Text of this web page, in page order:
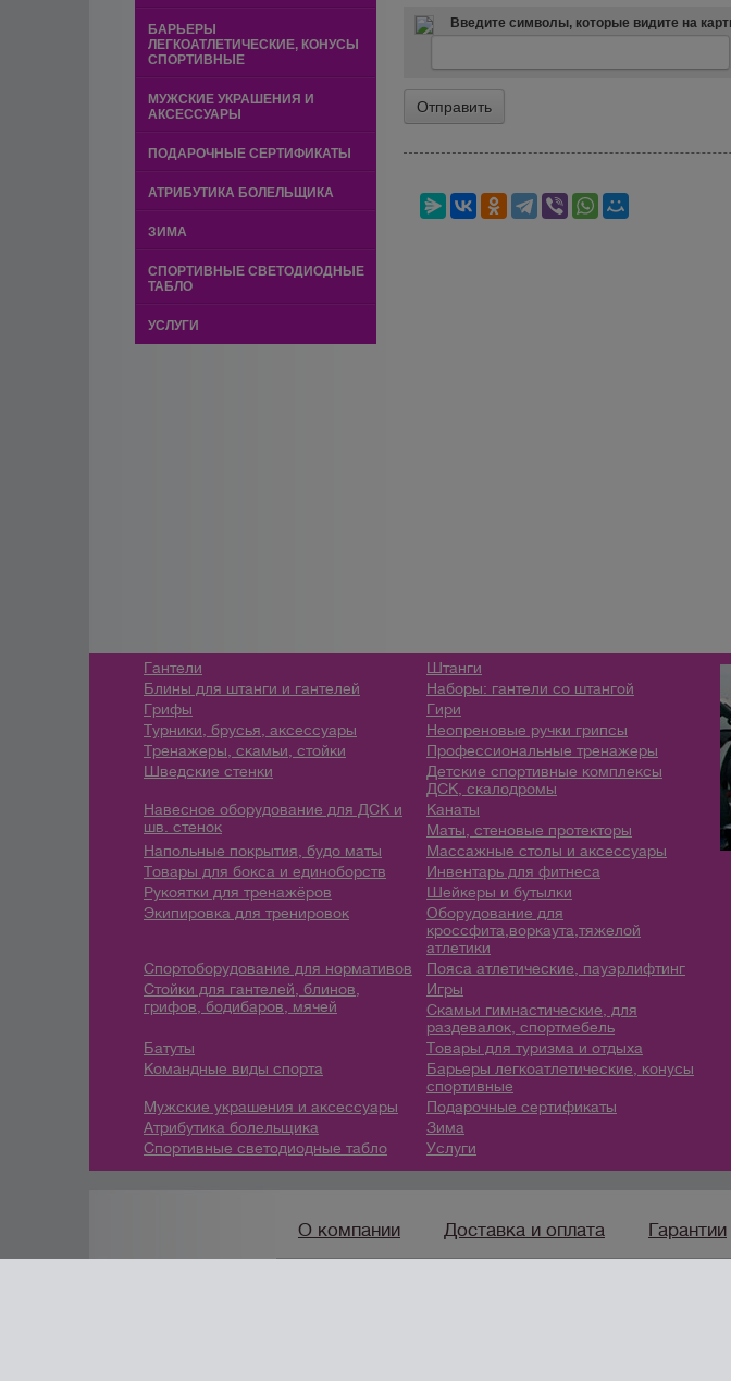
БАРЬЕРЫ
ЛЕГКОАТЛЕТИЧЕСКИЕ, КОНУСЫ
СПОРТИВНЫЕ
МУЖСКИЕ УКРАШЕНИЯ И
АКСЕССУАРЫ
ПОДАРОЧНЫЕ СЕРТИФИКАТЫ
АТРИБУТИКА БОЛЕЛЬЩИКА
ЗИМА
СПОРТИВНЫЕ СВЕТОДИОДНЫЕ
ТАБЛО
УСЛУГИ
Введите символы, которые видите на
Гантели
Штанги
Блины для штанги и гантелей
Наборы: гантели со штангой
Грифы
Гири
Турники, брусья, аксессуары
Неопреновые ручки грипсы
Тренажеры, скамьи, стойки
Профессиональные тренажеры
Шведские стенки
Детские спортивные комплексы
ДСК, скалодромы
Навесное оборудование для ДСК и
шв. стенок
Канаты
Маты, стеновые протекторы
Напольные покрытия, будо маты
Массажные столы и аксессуары
Товары для бокса и единоборств
Инвентарь для фитнеса
Рукоятки для тренажёров
Шейкеры и бутылки
Экипировка для тренировок
Оборудование для
кроссфита,воркаута,тяжелой
атлетики
Спортоборудование для нормативов
Пояса атлетические, пауэрлифтинг
Стойки для гантелей, блинов,
грифов, бодибаров, мячей
Игры
Скамьи гимнастические, для
раздевалок, спортмебель
Батуты
Товары для туризма и отдыха
Командные виды спорта
Барьеры легкоатлетические, конусы
спортивные
Мужские украшения и аксессуары
Подарочные сертификаты
Атрибутика болельщика
Зима
Спортивные светодиодные табло
Услуги
О компании Доставка и оплата Гарантии